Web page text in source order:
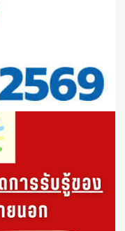
บต.เขาไม้แก้ว หมู่ 1